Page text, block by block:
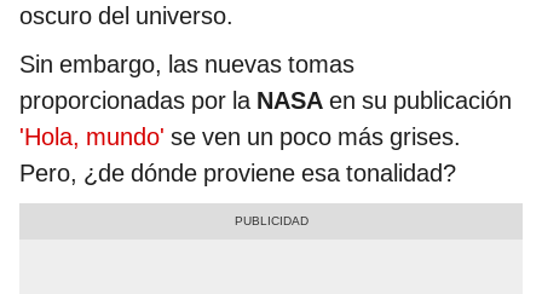
oscuro del universo.
Sin embargo, las nuevas tomas
proporcionadas por la NASA en su publicación
'Hola, mundo' se ven un poco más grises.
Pero, ¿de dónde proviene esa tonalidad?